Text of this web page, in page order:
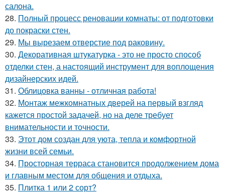
салона.
28. Полный процесс реновации комнаты: от подготовки
до покраски стен.
29. Мы вырезаем отверстие под раковину.
30. Декоративная штукатурка - это не просто способ
отделки стен, а настоящий инструмент для воплощения
дизайнерских идей.
31. Облицовка ванны - отличная работа!
32. Монтаж межкомнатных дверей на первый взгляд
кажется простой задачей, но на деле требует
внимательности и точности.
33. Этот дом создан для уюта, тепла и комфортной
жизни всей семьи.
34. Просторная терраса становится продолжением дома
и главным местом для общения и отдыха.
35. Плитка 1 или 2 сорт?